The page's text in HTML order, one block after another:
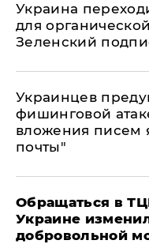
Украина
для
Зеленский
Украинцев
фишинговой
вложения писем
почты"
Обращаться в
Украине
добровольной